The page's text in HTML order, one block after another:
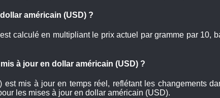
américain (USD) ?
calculé en multipliant le prix actuel par gramme par 10,
à jour en dollar américain (USD) ?
mis à jour en temps réel, reflétant les changements
les mises à jour en dollar américain (USD).